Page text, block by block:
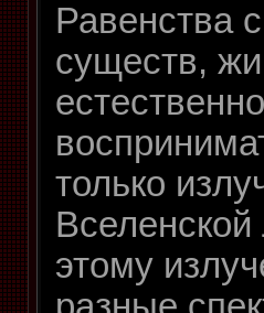
Равенства
существ,
только
этому